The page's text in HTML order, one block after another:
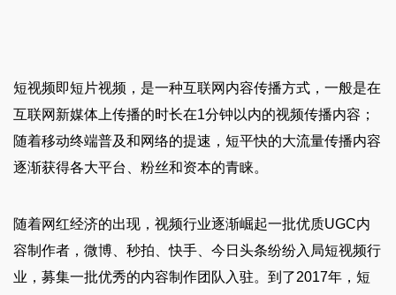
短视频即短片视频，是一种互联网内容传播方式，一般是在
互联网新媒体上传播的时长在1分钟以内的视频传播内容；
随着移动终端普及和网络的提速，短平快的大流量传播内容
逐渐获得各大平台、粉丝和资本的青睐。
随着网红经济的出现，视频行业逐渐崛起一批优质UGC内
容制作者，微博、秒拍、快手、今日头条纷纷入局短视频行
业，募集一批优秀的内容制作团队入驻。到了2017年，短